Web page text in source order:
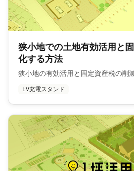
狭小地での土地有効活用と
化する方法
狭小地の有効活用と固定資産税の削
EV充電スタンド